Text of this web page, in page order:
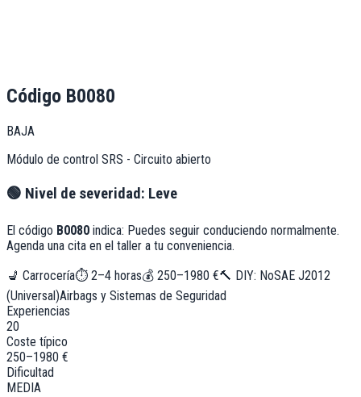
Código B0080
BAJA
Módulo de control SRS - Circuito abierto
🟢 Nivel de severidad: Leve
El código B0080 indica: Puedes seguir conduciendo normalmente.
Agenda una cita en el taller a tu conveniencia.
💺 Carrocería⏱ 2–4 horas💰 250–1980 €🔨 DIY: NoSAE J2012
(Universal)Airbags y Sistemas de Seguridad
Experiencias
20
Coste típico
250–1980 €
Dificultad
MEDIA